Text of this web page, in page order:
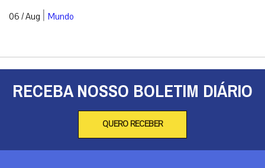
06 / Aug | Mundo
RECEBA NOSSO BOLETIM DIÁRIO
QUERO RECEBER